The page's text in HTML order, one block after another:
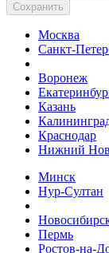
Сохранить
Москва
Санкт-
Воронеж
Казань
Краснодар
Нижний
Минск
Нур-Султан
Пермь
Ростов-на-